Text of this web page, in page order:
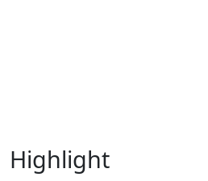
Highlight